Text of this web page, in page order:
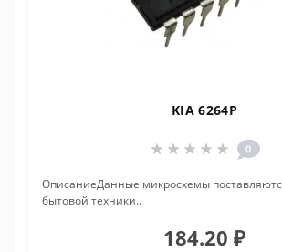
KIA 6264P
0
ОписаниеДанные микросхемы
бытовой техники..
184.20 ₽